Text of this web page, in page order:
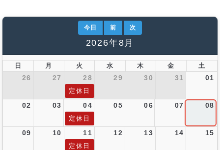
今日 前 次
2026年8月
日 月 火 水 木 金 土
26 27 28 29 30 31 01
定休日
02 03 04 05 06 07 08
定休日
09 10 11 12 13 14 15
定休日